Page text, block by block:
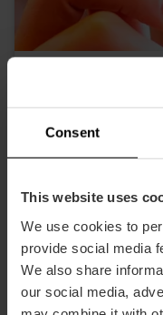
Consent
This website uses
We use cookies to
provide social media
We also share
our social media,
Valencia
10% Rabatt
15,30